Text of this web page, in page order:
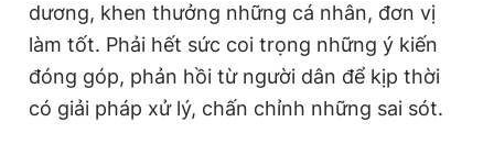
dương, khen thưởng những cá nhân, đơn vị
làm tốt. Phải hết sức coi trọng những ý kiến
đóng góp, phản hồi từ người dân để kịp thời
có giải pháp xử lý, chấn chỉnh những sai sót.